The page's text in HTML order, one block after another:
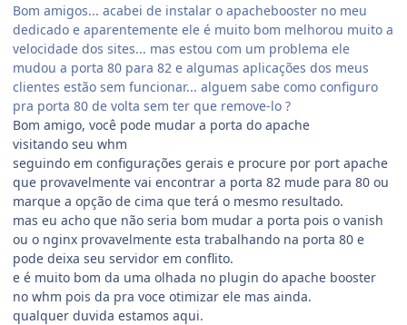
Bom amigos... acabei de instalar o apachebooster no meu
dedicado e aparentemente ele é muito bom melhorou muito a
velocidade dos sites... mas estou com um problema ele
mudou a porta 80 para 82 e algumas aplicações dos meus
clientes estão sem funcionar... alguem sabe como configuro
pra porta 80 de volta sem ter que remove-lo ?
Bom amigo, você pode mudar a porta do apache
visitando seu whm
seguindo em configurações gerais e procure por port apache
que provavelmente vai encontrar a porta 82 mude para 80 ou
marque a opção de cima que terá o mesmo resultado.
mas eu acho que não seria bom mudar a porta pois o vanish
ou o nginx provavelmente esta trabalhando na porta 80 e
pode deixa seu servidor em conflito.
e é muito bom da uma olhada no plugin do apache booster
no whm pois da pra voce otimizar ele mas ainda.
qualquer duvida estamos aqui.